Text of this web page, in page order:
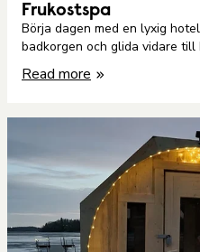
Frukostspa
Börja dagen med en lyxig
badkorgen och glida vidare till
Read more